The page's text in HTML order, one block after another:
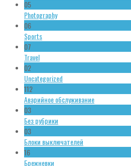
05
Photography
06
Sports
07
Travel
02
Uncategorized
112
Аварийное обслуживание
03
Без рубрики
03
Блоки выключателей
16
Брежневки